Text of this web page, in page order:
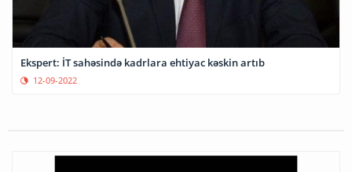
Ekspert: İT sahəsində kadrlara ehtiyac kəskin artıb
12-09-2022